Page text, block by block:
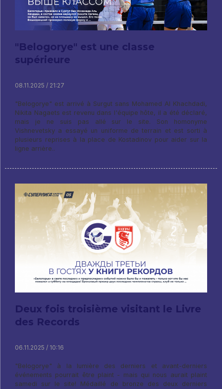
"Belogorye" est une classe
supérieure
08.11.2025 / 21:27
"Belogorye" est arrivé à Surgut sans Mohamed Al Khachdadi,
Nikita Nagaets est revenu dans l'équipe hôte, il a été déclaré,
mais je ne suis pas allé sur le site. Son homonyme
Vishnevetsky a essayé un uniforme de terrain et est sorti à
plusieurs reprises à la place de Kostadinov pour aider sur la
ligne arrière..
Deux fois troisième visitant le Livre
des Records
06.11.2025 / 10:16
"Belogorye" à la lumière des derniers et avant-derniers
événements pourrait être plaint - mais qui nous aurait plaint
samedi sur le site! Médaillé de bronze des deux derniers